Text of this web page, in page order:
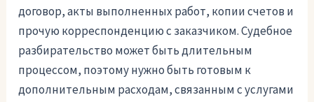
договор, акты выполненных работ, копии счетов и
прочую корреспонденцию с заказчиком. Судебное
разбирательство может быть длительным
процессом, поэтому нужно быть готовым к
дополнительным расходам, связанным с услугами